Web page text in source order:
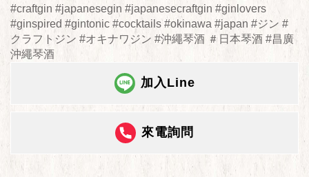
#craftgin #japanesegin #japanesecraftgin #ginlovers
#ginspired #gintonic #cocktails #okinawa #japan #ジン #
クラフトジン #オキナワジン #沖繩琴酒 ＃日本琴酒 #昌廣
沖繩琴酒
加入Line
來電詢問